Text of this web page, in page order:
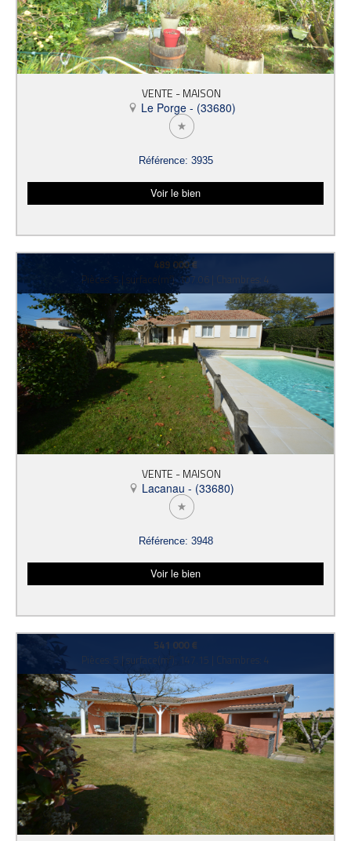
VENTE - MAISON
Le Porge - (33680)
Référence: 3935
Voir le bien
489 000 €
Pièces: 5 | surface(m²): 107.06 | Chambres: 4
VENTE - MAISON
Lacanau - (33680)
Référence: 3948
Voir le bien
541 000 €
Pièces: 5 | surface(m²): 147.15 | Chambres: 4